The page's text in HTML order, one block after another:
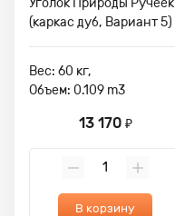
Уголок Природы Ручеек
(каркас дуб, Вариант 5)
Вес: 60 кг,
Объем: 0.109 m3
13 170 ₽
В корзину